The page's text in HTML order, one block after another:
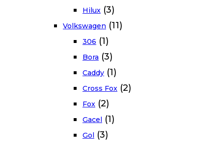
Hilux (3)
Volkswagen (11)
306 (1)
Bora (3)
Caddy (1)
Cross Fox (2)
Fox (2)
Gacel (1)
Gol (3)